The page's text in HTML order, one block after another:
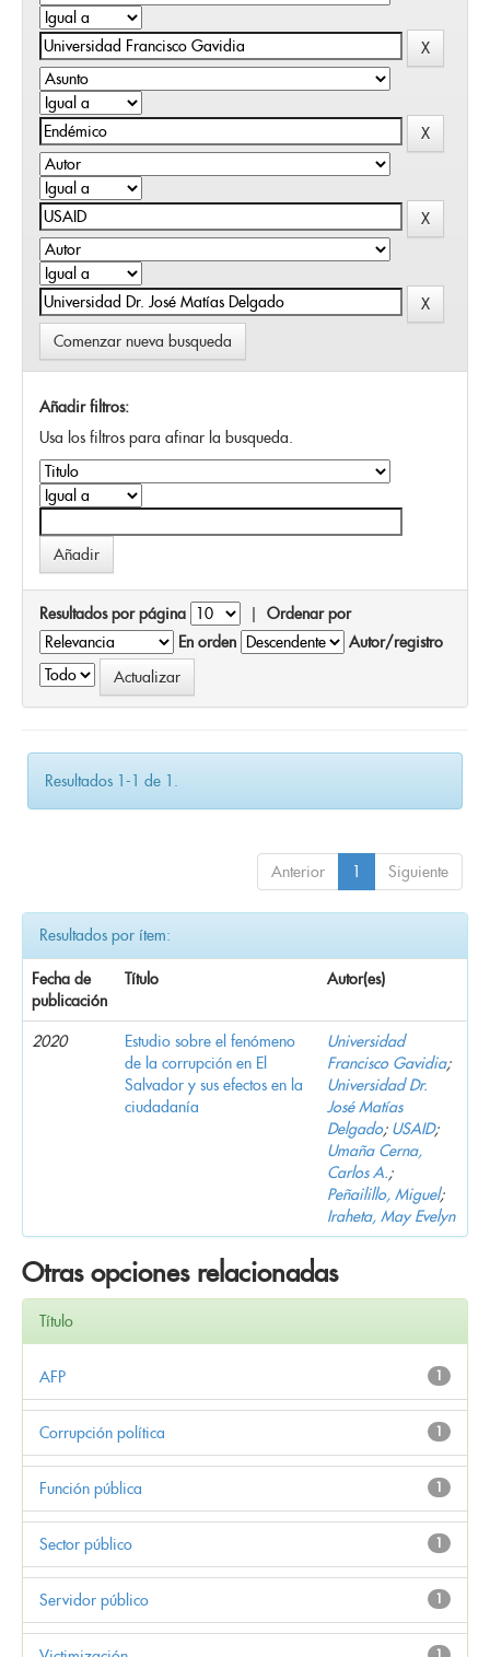
Comenzar nueva busqueda
Añadir filtros:
Usa los filtros para afinar la busqueda.
Resultados por página | Ordenar por
En orden
Autor/registro
Resultados 1-1 de 1.
Anterior 1 Siguiente
Resultados por ítem:
Fecha de
publicación
Título Autor(es)
2020
Estudio sobre el fenómeno
de la corrupción en El
Salvador y sus efectos en la
ciudadanía
Universidad
Francisco Gavidia;
Universidad Dr.
José Matías
Delgado; USAID;
Umaña Cerna,
Carlos A.;
Peñailillo, Miguel;
Iraheta, May Evelyn
Otras opciones relacionadas
Título
1
AFP
1
Corrupción política
1
Función pública
1
Sector público
1
Servidor público